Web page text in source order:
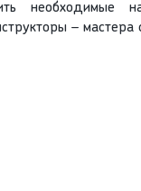
необходимые
– мастера